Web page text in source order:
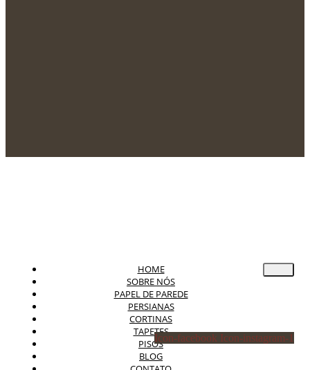
HOME
SOBRE NÓS
PAPEL DE PAREDE
PERSIANAS
CORTINAS
TAPETES
PISOS
BLOG
Icon-facebook Icon-instagram-1